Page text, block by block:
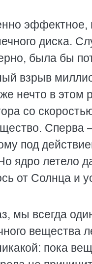
эффектное,
диска.
была бы
взрыв
нечто в
со
Сперва
под
ядро летело
от Солнца и
мы всегда
вещества
пока